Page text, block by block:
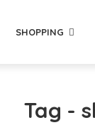
SHOPPING
Tag -